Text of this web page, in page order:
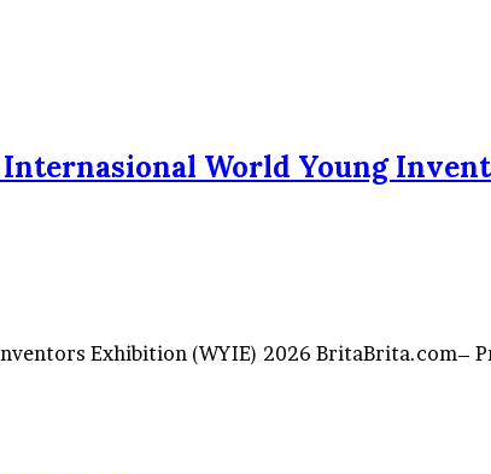
World Young
Exhibition (WYIE) 2026 BritaBrita.com–